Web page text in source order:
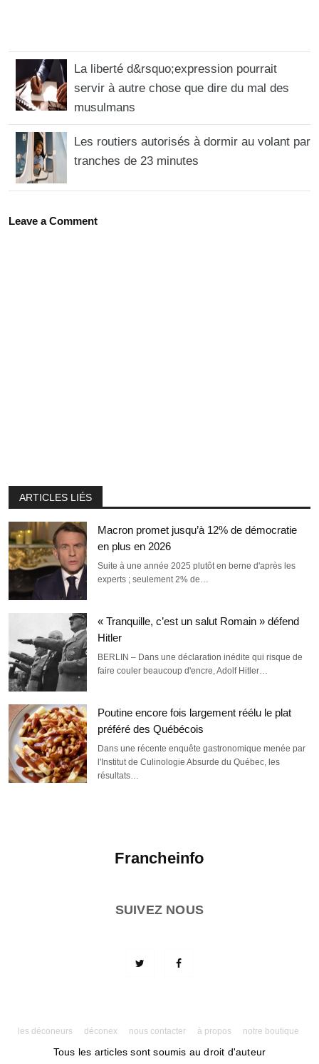
La liberté d&rsquo;expression pourrait
servir à autre chose que dire du mal des
musulmans
Les routiers autorisés à dormir au volant par
tranches de 23 minutes
Leave a Comment
ARTICLES LIÉS
Macron promet jusqu’à 12% de démocratie
en plus en 2026
Suite à une année 2025 plutôt en berne d'après les
experts ; seulement 2% de…
« Tranquille, c’est un salut Romain » défend
Hitler
BERLIN – Dans une déclaration inédite qui risque de
faire couler beaucoup d'encre, Adolf Hitler…
Poutine encore fois largement réélu le plat
préféré des Québécois
Dans une récente enquête gastronomique menée par
l'Institut de Culinologie Absurde du Québec, les
résultats…
Francheinfo
SUIVEZ NOUS
les déconeurs déconex nous contacter à propos notre boutique
Tous les articles sont soumis au droit d'auteur